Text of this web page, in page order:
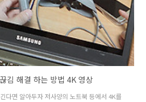
김 해결 하는 방법 4K 영상
다면 알아두자 저사양의 노트북 등에서 4K를